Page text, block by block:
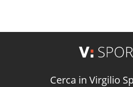
Cerca in Virgilio